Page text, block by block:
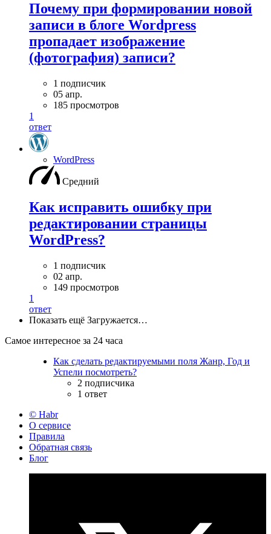
Почему при формировании новой
записи в блоге Wordpress
пропадает изображение
(фотография) записи?
1 подписчик
05 апр.
185 просмотров
1
ответ
WordPress
Средний
Как исправить ошибку при
редактировании страницы
WordPress?
1 подписчик
02 апр.
149 просмотров
1
ответ
Показать ещё Загружается…
Самое интересное за 24 часа
Как сделать редактируемыми поля Жанр, Год и
Успели посмотреть?
2 подписчика
1 ответ
© Habr
О сервисе
Правила
Обратная связь
Блог